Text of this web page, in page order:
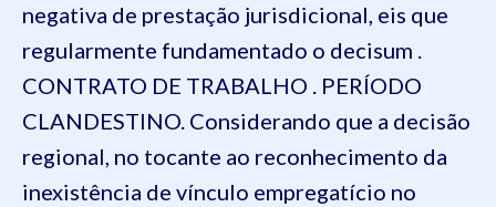
negativa de prestação jurisdicional, eis que
regularmente fundamentado o decisum .
CONTRATO DE TRABALHO . PERÍODO
CLANDESTINO. Considerando que a decisão
regional, no tocante ao reconhecimento da
inexistência de vínculo empregatício no